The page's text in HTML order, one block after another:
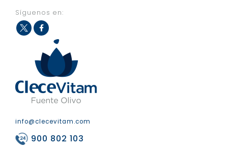
Síguenos en:
eb
ook
info@clecevitam.com
900 802 103